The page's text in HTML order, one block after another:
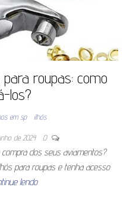
roupas: como
los?
em sp ilhós
de 2024 0
dos seus aviamentos?
para roupas e tenha acesso
lendo